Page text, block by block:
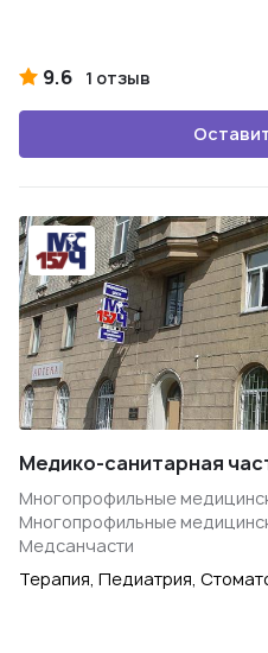
9.6 1 отзыв
Медико-санитарная
Многопрофильные
Многопрофильные
Медсанчасти
Терапия, Педиатрия,